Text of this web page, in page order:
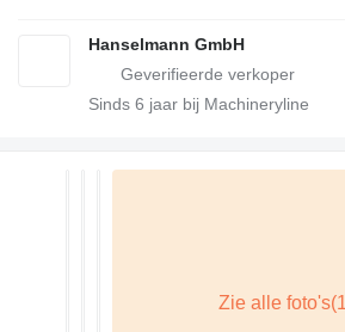
Hanselmann GmbH
Sinds 6 jaar bij Machineryline